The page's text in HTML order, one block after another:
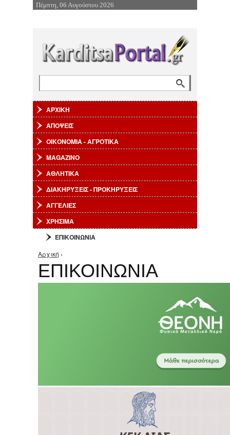
Επιστροφή στην Πλοήγηση
Πέμπτη, 06 Αυγούστου 2026
ΑΡΧΙΚΗ
ΑΠΟΨΕΙΣ
ΟΙΚΟΝΟΜΙΑ - ΑΓΡΟΤΙΚΑ
MAGAZINO
ΑΘΛΗΤΙΚΑ
ΔΙΑΚΗΡΥΞΕΙΣ - ΠΡΟΚΗΡΥΞΕΙΣ
ΑΓΓΕΛΙΕΣ
ΧΡΗΣΙΜΑ
ΕΠΙΚΟΙΝΩΝΙΑ
Είστε εδώ
Αρχική ›
ΕΠΙΚΟΙΝΩΝΙΑ